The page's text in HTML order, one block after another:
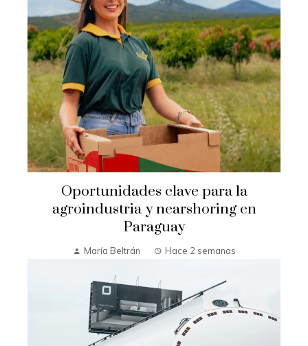
Oportunidades clave para la
agroindustria y nearshoring en
Paraguay
María Beltrán Hace 2 semanas